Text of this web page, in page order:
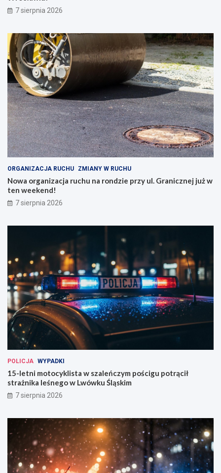
7 sierpnia 2026
ORGANIZACJA RUCHU ZMIANY W RUCHU
Nowa organizacja ruchu na rondzie przy ul. Granicznej już w
ten weekend!
7 sierpnia 2026
POLICJA WYPADKI
15-letni motocyklista w szaleńczym pościgu potrącił
strażnika leśnego w Lwówku Śląskim
7 sierpnia 2026